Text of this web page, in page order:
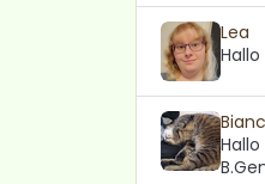
Lea